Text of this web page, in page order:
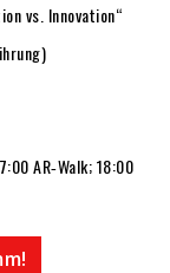
vs. Innovation“
AR‑Walk; 18:00